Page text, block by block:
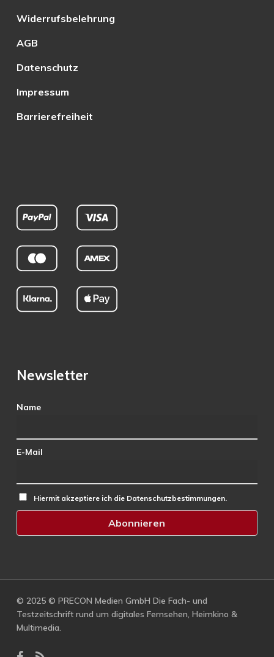
Widerrufsbelehrung
AGB
Datenschutz
Impressum
Barrierefreiheit
Newsletter
Name
E-Mail
Hiermit akzeptiere ich die Datenschutzbestimmungen.
© 2025 © PRECON Medien GmbH Die Fach- und
Testzeitschrift rund um digitales Fernsehen, Heimkino &
Multimedia.